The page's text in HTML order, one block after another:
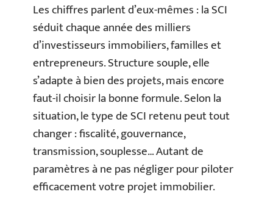
Les chiffres parlent d’eux-mêmes : la SCI
séduit chaque année des milliers
d’investisseurs immobiliers, familles et
entrepreneurs. Structure souple, elle
s’adapte à bien des projets, mais encore
faut-il choisir la bonne formule. Selon la
situation, le type de SCI retenu peut tout
changer : fiscalité, gouvernance,
transmission, souplesse… Autant de
paramètres à ne pas négliger pour piloter
efficacement votre projet immobilier.